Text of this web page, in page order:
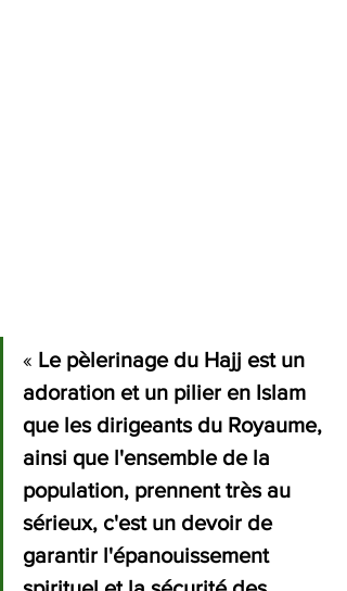
« Le pèlerinage du Hajj est un
adoration et un pilier en Islam
que les dirigeants du Royaume,
ainsi que l'ensemble de la
population, prennent très au
sérieux, c'est un devoir de
garantir l'épanouissement